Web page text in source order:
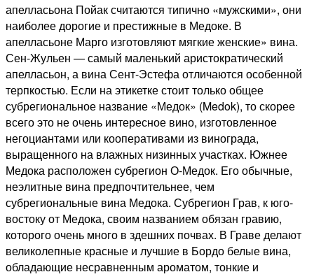
апелласьона Пойак считаются типично «мужскими», они
наиболее дорогие и престижные в Медоке. В
апелласьоне Марго изготовляют мягкие женские» вина.
Сен-Жульен — самый маленький аристократический
апелласьон, а вина Сент-Эстефа отличаются особенной
терпкостью. Если на этикетке стоит только общее
субрегиональное название «Медок» (Medok), то скорее
всего это не очень интересное вино, изготовленное
негоциантами или кооперативами из винограда,
выращенного на влажных низинных участках. Южнее
Медока расположен субрегион О-Медок. Его обычные,
неэлитные вина предпочтительнее, чем
субрегиональные вина Медока. Субрегион Грав, к юго-
востоку от Медока, своим названием обязан гравию,
которого очень много в здешних почвах. В Граве делают
великолепные красные и лучшие в Бордо белые вина,
обладающие несравненным ароматом, тонкие и